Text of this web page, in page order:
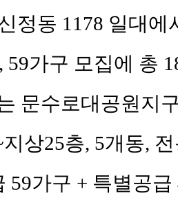
정동 1178 일대
59가구 모집에 총
문수로대공원지
지상25층, 5개동,
59가구 + 특별공급